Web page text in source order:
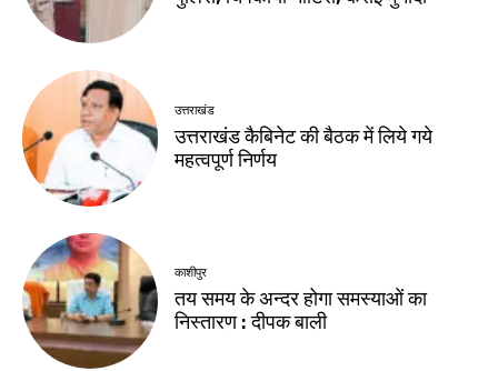
उत्तराखंड
उत्तराखंड कैबिनेट की बैठक में लिये गये
महत्वपूर्ण निर्णय
काशीपुर
तय समय के अन्दर होगा समस्याओं का
निस्तारण : दीपक बाली